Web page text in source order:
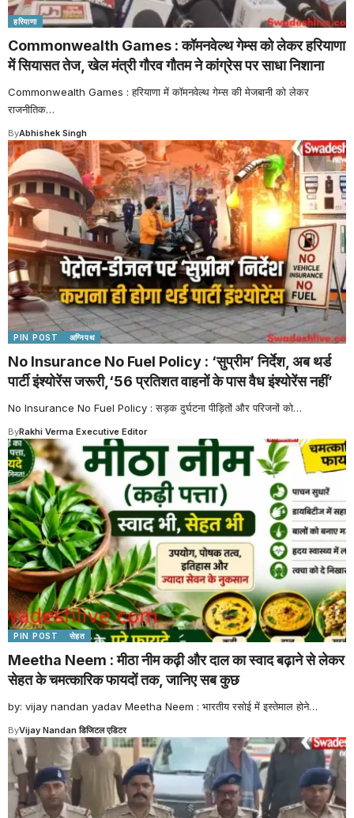
हरियाणा
Commonwealth Games : कॉमनवेल्थ गेम्स को लेकर हरियाणा
में सियासत तेज, खेल मंत्री गौरव गौतम ने कांग्रेस पर साधा निशाना
Commonwealth Games : हरियाणा में कॉमनवेल्थ गेम्स की मेजबानी को लेकर
राजनीतिक…
ByAbhishek Singh
PIN POST अग्निपथ
No Insurance No Fuel Policy : ‘सुप्रीम’ निर्देश, अब थर्ड
पार्टी इंश्योरेंस जरूरी,‘56 प्रतिशत वाहनों के पास वैध इंश्योरेंस नहीं’
No Insurance No Fuel Policy : सड़क दुर्घटना पीड़ितों और परिजनों को…
ByRakhi Verma Executive Editor
PIN POST सेहत
Meetha Neem : मीठा नीम कढ़ी और दाल का स्वाद बढ़ाने से लेकर
सेहत के चमत्कारिक फायदों तक, जानिए सब कुछ
by: vijay nandan yadav Meetha Neem : भारतीय रसोई में इस्तेमाल होने…
ByVijay Nandan डिजिटल एडिटर